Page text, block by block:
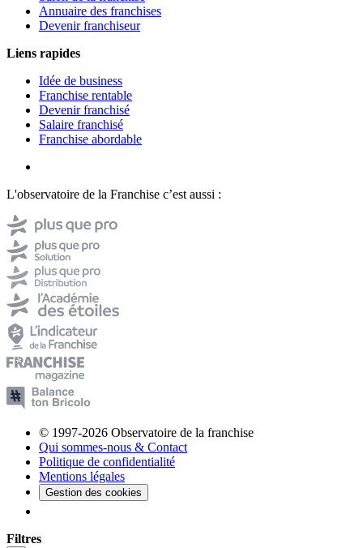
Annuaire des franchises
Devenir franchiseur
Liens rapides
Idée de business
Franchise rentable
Devenir franchisé
Salaire franchisé
Franchise abordable
L'observatoire de la Franchise c’est aussi :
© 1997-2026 Observatoire de la franchise
Qui sommes-nous & Contact
Politique de confidentialité
Mentions légales
Gestion des cookies
Filtres